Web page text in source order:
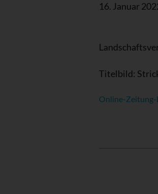
16. Januar
Titelbild:
Online-Zeitung-